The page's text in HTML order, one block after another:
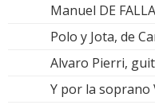
Manuel DE FALLA
Polo y Jota, de
Alvaro Pierri,
Y por la soprano